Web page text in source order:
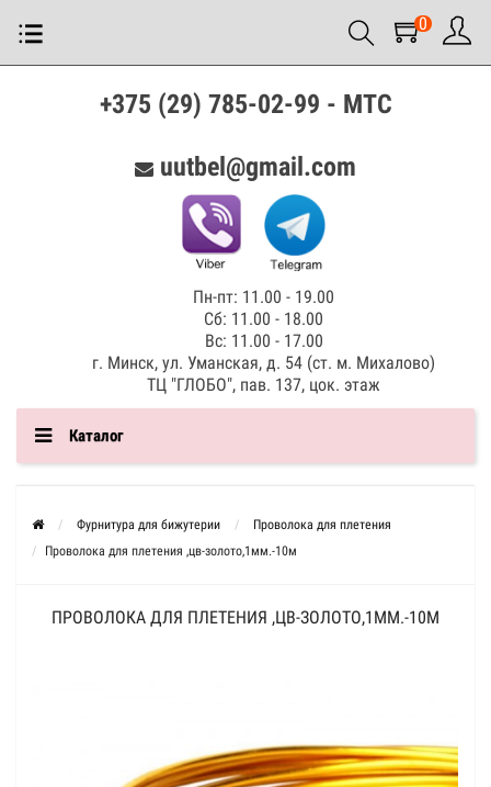
0
+375 (29) 785-02-99 - МТС
uutbel@gmail.com
Пн-пт: 11.00 - 19.00
Сб: 11.00 - 18.00
Вс: 11.00 - 17.00
г. Минск, ул. Уманская, д. 54 (ст. м. Михалово)
ТЦ "ГЛОБО", пав. 137, цок. этаж
Каталог
Фурнитура для бижутерии
Проволока для плетения
Проволока для плетения ,цв-золото,1мм.-10м
ПРОВОЛОКА ДЛЯ ПЛЕТЕНИЯ ,ЦВ-ЗОЛОТО,1ММ.-10М